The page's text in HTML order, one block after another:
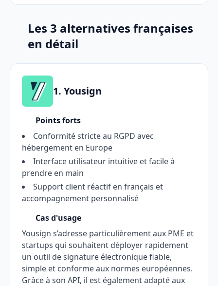
Les 3 alternatives françaises
en détail
1. Yousign
Points forts
Conformité stricte au RGPD avec
hébergement en Europe
Interface utilisateur intuitive et facile à
prendre en main
Support client réactif en français et
accompagnement personnalisé
Cas d'usage
Yousign s’adresse particulièrement aux PME et
startups qui souhaitent déployer rapidement
un outil de signature électronique fiable,
simple et conforme aux normes européennes.
Grâce à son API, il est également adapté aux